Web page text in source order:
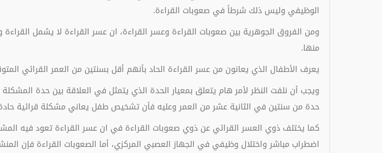
الوظيفي وليس ذلك شرطاً في صعوبات القراءة.
ومن الفروق الجوهرية بين صعوبات القراءة وعسر القراءة، ان عسر القراءة لا يشمل
منها.
يعرف الأطفال الذي يعانون من عسر القراءة الحاد بأنهم أقل بسنتين من العمر القرائي
ويجب أن نلفت النظر لأمر هام يتعلق بمعيار الحدة الذي يتمثل في العلاقة بين حدة
حدة من سنتين في الثانية عشر من العمر وعليه فأن تشخيص طفل يعاني مشكلة قرائية
كما يختلف ذوي العسر القرائي عن ذوي صعوبات القراءة في ان عسر القراءة تعود فيه
اضطراب مباشر واختلال وظيفي في الجهاز العصبي المركزي، أما الصعوبات القراءة فإن